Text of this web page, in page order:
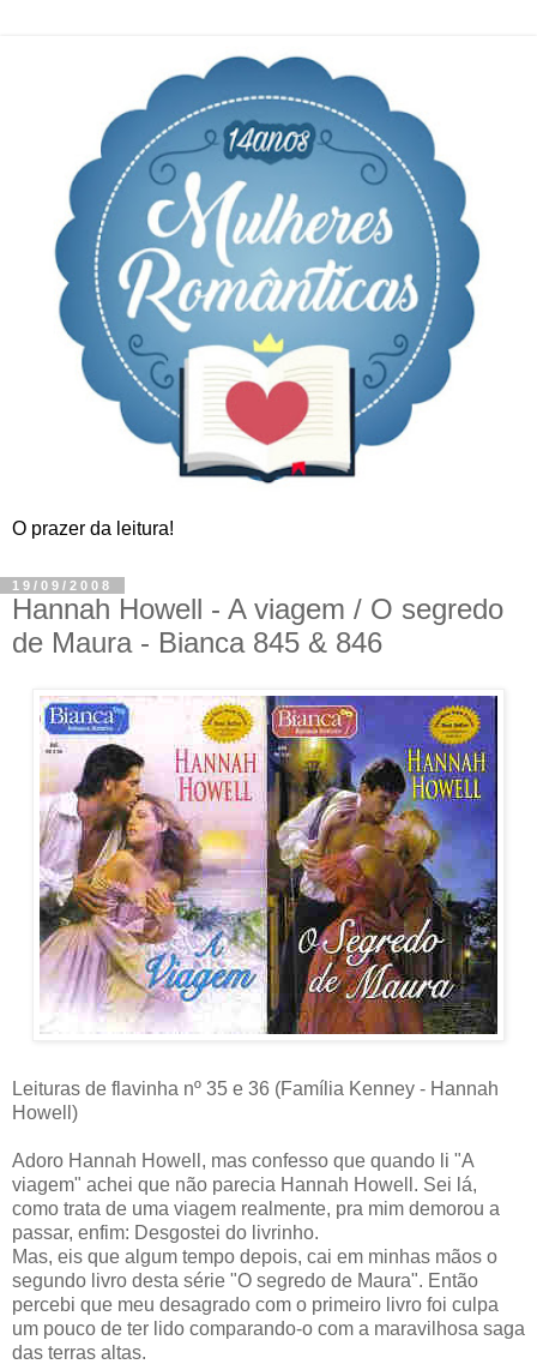
O prazer da leitura!
19/09/2008
Hannah Howell - A viagem / O segredo
de Maura - Bianca 845 & 846
Leituras de flavinha nº 35 e 36 (Família Kenney - Hannah
Howell)
Adoro Hannah Howell, mas confesso que quando li "A
viagem" achei que não parecia Hannah Howell. Sei lá,
como trata de uma viagem realmente, pra mim demorou a
passar, enfim: Desgostei do livrinho.
Mas, eis que algum tempo depois, cai em minhas mãos o
segundo livro desta série "O segredo de Maura". Então
percebi que meu desagrado com o primeiro livro foi culpa
um pouco de ter lido comparando-o com a maravilhosa saga
das terras altas.